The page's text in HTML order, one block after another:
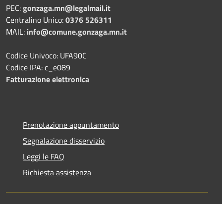
PEC:gonzaga.mn@legalmail.it
Centralino Unico:0376 526311
MAIL: info@comune.gonzaga.mn.it
Codice Univoco: UFA90C
Codice IPA: c_e089
Fatturazione elettronica
Prenotazione appuntamento
Segnalazione disservizio
Leggi le FAQ
Richiesta assistenza